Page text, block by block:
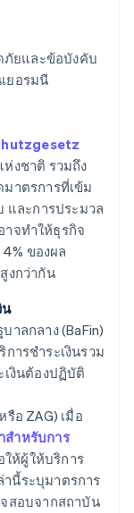
ยและข้อบังคับ
ยอรมนี
งชาติ รวมถึง
มาตรการที่เข้ม
และการประมวล
จทำให้ธุรกิจ
ของผล
งกว่ากัน
น
าลกลาง (BaFin)
ารชำระเงินรวม
เงินต้องปฏิบัติ
อ ZAG) เมื่อ
ำหรับการ
ให้ผู้ให้บริการ
านี้ระบุมาตรการ
สอบจากสถาบัน